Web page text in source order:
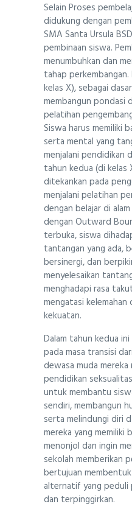
Selain Proses
didukung dengan
SMA Santa Ursula
pembinaan siswa.
menumbuhkan dan
tahap
kelas X), sebagai
membangun pondasi
pelatihan
Siswa harus memiliki
serta mental yang
menjalani pendidikan
tahun kedua (di kelas
ditekankan pada
menjalani pelatihan
dengan belajar di
dengan Outward
terbuka, siswa
tantangan yang ada,
bersinergi, dan
menyelesaikan
menghadapi rasa
mengatasi
kekuatan.
Dalam tahun kedua
pada masa transisi
dewasa muda
pendidikan
untuk membantu
sendiri, membangun
serta melindungi diri
mereka yang memiliki
menonjol dan ingin
sekolah memberikan
bertujuan
alternatif yang peduli
dan terpinggirkan.